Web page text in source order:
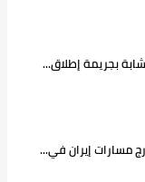
مسارات إيران في...